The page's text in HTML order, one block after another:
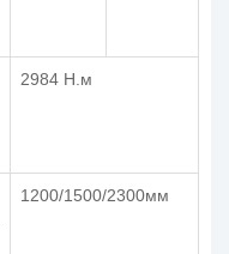
2984 Н.м
1200/1500/2300мм